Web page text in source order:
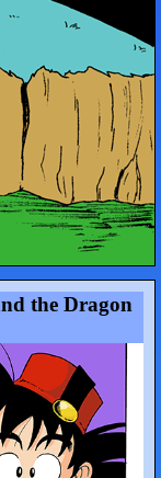
7 יולי